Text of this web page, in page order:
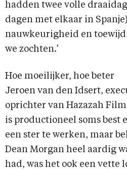
hadden twee volle
dagen met elkaar in
nauwkeurigheid en
we zochten.’
Hoe moeilijker, hoe beter
Jeroen van den Idsert,
oprichter van Hazazah
is productioneel soms best
een ster te werken, maar
Dean Morgan heel aardig
had, was het ook een vette